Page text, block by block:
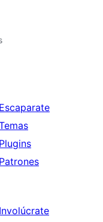
Escaparate
Plugins
Patrones
Involúcrate